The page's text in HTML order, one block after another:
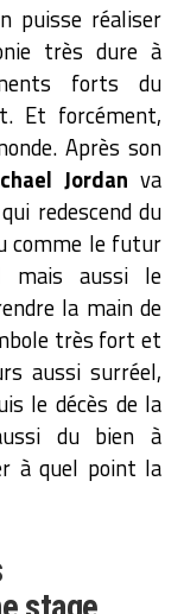
puisse réaliser
très dure à
forts du
Et forcément,
Après son
Jordan va
qui redescend du
comme le futur
mais aussi le
la main de
très fort et
aussi surréel,
le décès de la
du bien à
à quel point la